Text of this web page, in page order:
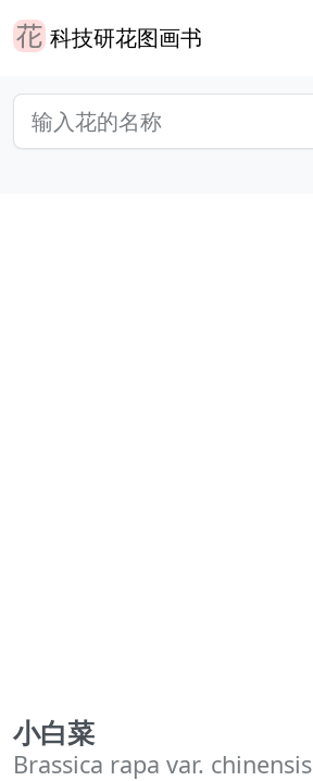
科技研花图画书
小白菜
Brassica rapa var. chinensis